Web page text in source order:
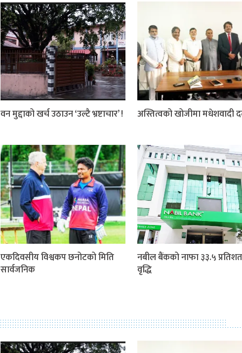
वन मुद्दाको खर्च उठाउन ‘उल्टै भ्रष्टाचार’ ! अस्तित्वको खोजीमा मधेशवादी
एकदिवसीय विश्वकप छनोटको मिति
सार्वजनिक
नबील बैंकको नाफा ३३.५
वृद्धि